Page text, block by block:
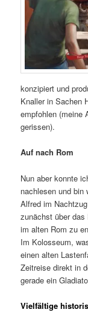
konzipiert und
Knaller in Sachen
empfohlen (meine
gerissen).
Auf nach Rom
Nun aber konnte
nachlesen und
Alfred im
zunächst über das
im alten Rom zu
Im Kolosseum,
einen alten
Zeitreise direkt in
gerade ein
Vielfältige